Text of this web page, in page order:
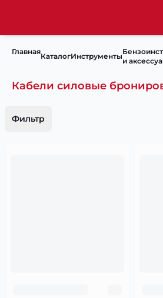
Главная
КаталогИнструменты
и
Кабели силовые
Фильтр